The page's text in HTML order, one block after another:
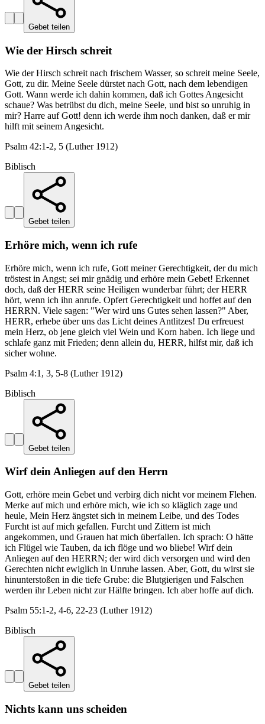
Gebet teilen
Wie der Hirsch schreit
Wie der Hirsch schreit nach frischem Wasser, so schreit meine Seele,
Gott, zu dir. Meine Seele dürstet nach Gott, nach dem lebendigen
Gott. Wann werde ich dahin kommen, daß ich Gottes Angesicht
schaue? Was betrübst du dich, meine Seele, und bist so unruhig in
mir? Harre auf Gott! denn ich werde ihm noch danken, daß er mir
hilft mit seinem Angesicht.
Psalm 42:1-2, 5 (Luther 1912)
Biblisch
Gebet teilen
Erhöre mich, wenn ich rufe
Erhöre mich, wenn ich rufe, Gott meiner Gerechtigkeit, der du mich
tröstest in Angst; sei mir gnädig und erhöre mein Gebet! Erkennet
doch, daß der HERR seine Heiligen wunderbar führt; der HERR
hört, wenn ich ihn anrufe. Opfert Gerechtigkeit und hoffet auf den
HERRN. Viele sagen: "Wer wird uns Gutes sehen lassen?" Aber,
HERR, erhebe über uns das Licht deines Antlitzes! Du erfreuest
mein Herz, ob jene gleich viel Wein und Korn haben. Ich liege und
schlafe ganz mit Frieden; denn allein du, HERR, hilfst mir, daß ich
sicher wohne.
Psalm 4:1, 3, 5-8 (Luther 1912)
Biblisch
Gebet teilen
Wirf dein Anliegen auf den Herrn
Gott, erhöre mein Gebet und verbirg dich nicht vor meinem Flehen.
Merke auf mich und erhöre mich, wie ich so kläglich zage und
heule, Mein Herz ängstet sich in meinem Leibe, und des Todes
Furcht ist auf mich gefallen. Furcht und Zittern ist mich
angekommen, und Grauen hat mich überfallen. Ich sprach: O hätte
ich Flügel wie Tauben, da ich flöge und wo bliebe! Wirf dein
Anliegen auf den HERRN; der wird dich versorgen und wird den
Gerechten nicht ewiglich in Unruhe lassen. Aber, Gott, du wirst sie
hinunterstoßen in die tiefe Grube: die Blutgierigen und Falschen
werden ihr Leben nicht zur Hälfte bringen. Ich aber hoffe auf dich.
Psalm 55:1-2, 4-6, 22-23 (Luther 1912)
Biblisch
Gebet teilen
Nichts kann uns scheiden